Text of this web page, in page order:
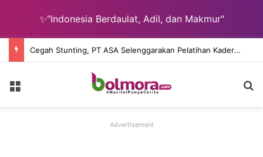
✨"Indonesia Berdaulat, Adil, dan Makmur"
Cegah Stunting, PT ASA Selenggarakan Pelatihan Kader Posyandu Desa Lingkar Tambang
Menu
Advertisement